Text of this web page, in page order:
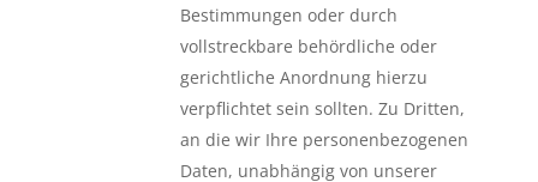
Bestimmungen oder durch
vollstreckbare behördliche oder
gerichtliche Anordnung hierzu
verpflichtet sein sollten. Zu Dritten,
an die wir Ihre personenbezogenen
Daten, unabhängig von unserer